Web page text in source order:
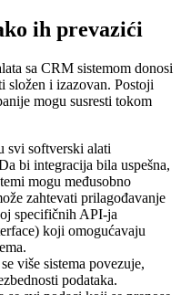
ih prevazići
sa CRM sistemom donosi
složen i izazovan. Postoji
mogu susresti tokom
svi softverski alati
bi integracija bila uspešna,
mogu međusobno
zahtevati prilagođavanje
specifičnih API-ja
koji omogućavaju
više sistema povezuje,
podataka.